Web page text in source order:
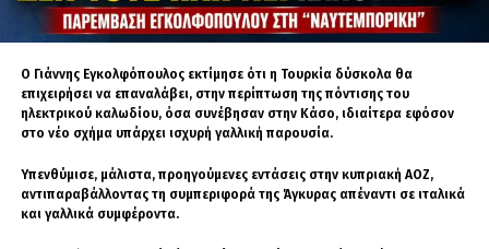
Η ελληνική παρουσία στο MARTE
Η Ελλάδα συμμετέχει στο έργο μετρείς
εταιρείες, καθεμία με διαφορετική τεχνολογική
εξειδίκευση:
INTRACOM Defense: Με εξειδίκευση στα
ηλεκτρονικά και υβριδικά συστήματα
Ο Γιάννης Εγκολφόπουλος εκτίμησε ότι η Τουρκία δύσκολα θα
επιχειρήσει να επαναλάβει, στην περίπτωση της πόντισης του
ηλεκτρικού καλωδίου, όσα συνέβησαν στην Κάσο, ιδιαίτερα εφόσον
στο νέο σχήμα υπάρχει ισχυρή γαλλική παρουσία.
Υπενθύμισε, μάλιστα, προηγούμενες εντάσεις στην κυπριακή ΑΟΖ,
αντιπαραβάλλοντας τη συμπεριφορά της Άγκυρας απέναντι σε ιταλικά
και γαλλικά συμφέροντα.